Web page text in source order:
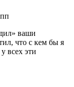
ваши
что с кем бы я
всех эти